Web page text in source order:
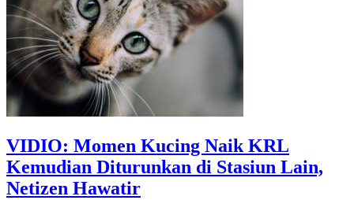
VIDIO: Momen Kucing Naik KRL
Kemudian Diturunkan di Stasiun Lain,
Netizen Hawatir